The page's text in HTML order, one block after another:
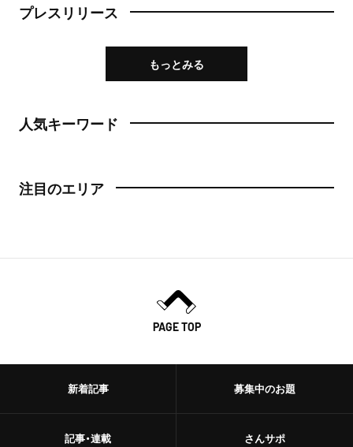
プレスリリース
もっとみる
人気キーワード
注目のエリア
PAGE TOP
新着記事
記事・連載
募集中のお題
さんサポ